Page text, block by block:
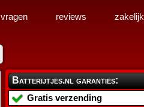
Batterijtjes.nl garanties:
Gratis verzending
vragen reviews zakelijk